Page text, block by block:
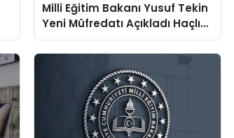
Milli Eğitim Bakanı Yusuf Tekin
Yeni Müfredatı Açıkladı Haçlı
Seferleri Saldırı Oldu
Sömürgecilik Keşif Yerine